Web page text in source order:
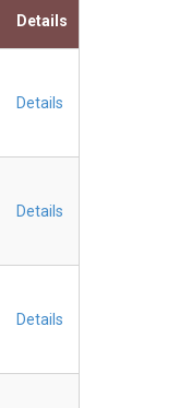
Details
Details
Details
Details